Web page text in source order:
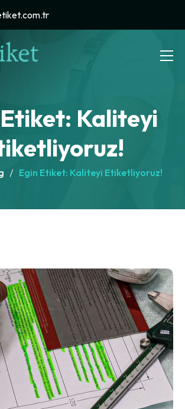
Kaliteyi
Egin Etiket: Kaliteyi Etiketliyoruz!